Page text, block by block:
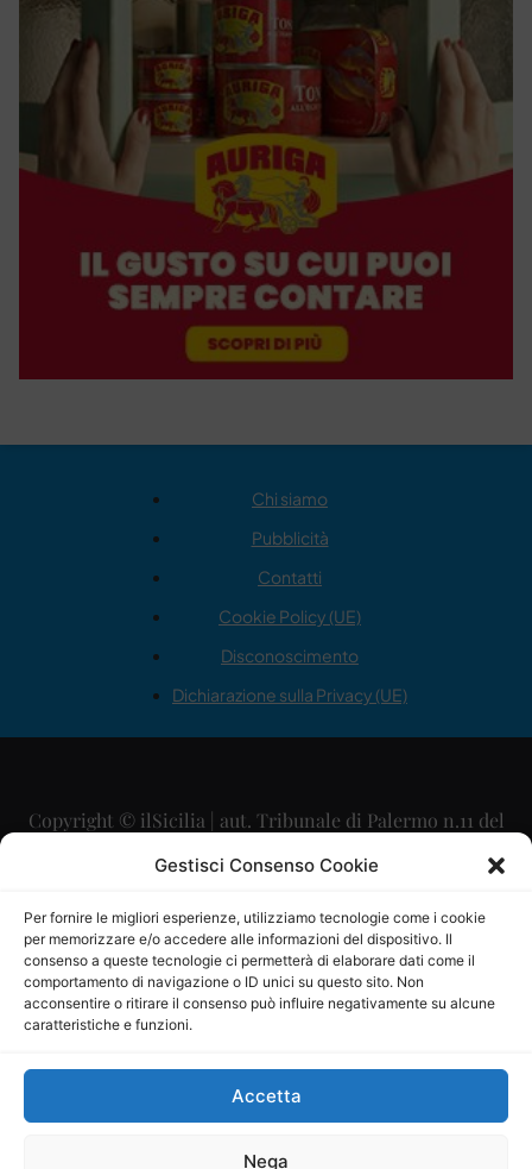
Gestisci Consenso Cookie
Per fornire le migliori esperienze, utilizziamo tecnologie come i cookie
per memorizzare e/o accedere alle informazioni del dispositivo. Il
consenso a queste tecnologie ci permetterà di elaborare dati come il
comportamento di navigazione o ID unici su questo sito. Non
acconsentire o ritirare il consenso può influire negativamente su alcune
caratteristiche e funzioni.
Accetta
Nega
Chi siamo
Pubblicità
Contatti
Cookie Policy (UE)
Disconoscimento
Dichiarazione sulla Privacy (UE)
Copyright © ilSicilia | aut. Tribunale di Palermo n.11 del
29/09/2015
Direttore Editoriale: Maurizio Scaglione
Direttore Responsabile: Maria Calabrese
P.IVA: 06334930820
Mercurio Comunicazione Società Cooperativa a r.l. è
iscritta al Registro degli Operatori di Comunicazione al